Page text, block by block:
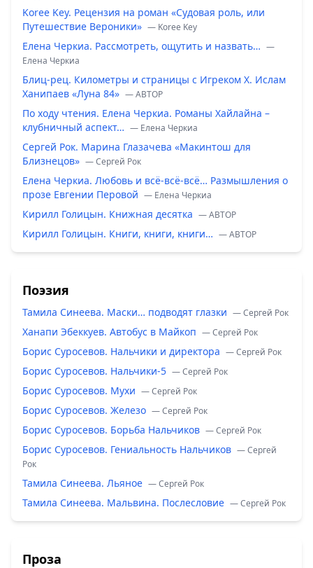
Koree Key. Рецензия на роман «Судовая роль, или
Путешествие Вероники» — Koree Key
Елена Черкиа. Рассмотреть, ощутить и назвать… —
Елена Черкиа
Блиц-рец. Километры и страницы с Игреком Х. Ислам
Ханипаев «Луна 84» — ABTOP
По ходу чтения. Елена Черкиа. Романы Хайлайна –
клубничный аспект… — Елена Черкиа
Сергей Рок. Марина Глазачева «Макинтош для
Близнецов» — Сергей Рок
Елена Черкиа. Любовь и всё-всё-всё… Размышления о
прозе Евгении Перовой — Елена Черкиа
Кирилл Голицын. Книжная десятка — ABTOP
Кирилл Голицын. Книги, книги, книги… — ABTOP
Поэзия
Тамила Синеева. Маски… подводят глазки — Сергей Рок
Ханапи Эбеккуев. Автобус в Майкоп — Сергей Рок
Борис Суросевов. Нальчики и директора — Сергей Рок
Борис Суросевов. Нальчики-5 — Сергей Рок
Борис Суросевов. Мухи — Сергей Рок
Борис Суросевов. Железо — Сергей Рок
Борис Суросевов. Борьба Нальчиков — Сергей Рок
Борис Суросевов. Гениальность Нальчиков — Сергей
Рок
Тамила Синеева. Льяное — Сергей Рок
Тамила Синеева. Мальвина. Послесловие — Сергей Рок
Проза